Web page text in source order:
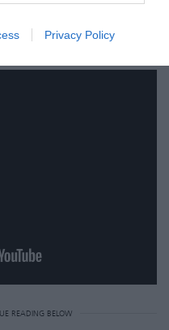
Privacy Policy
READING BELOW